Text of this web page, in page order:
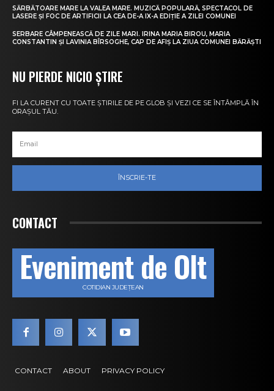
SĂRBĂTOARE MARE LA VALEA MARE. MUZICĂ POPULARĂ, SPECTACOL DE
LASERE ȘI FOC DE ARTIFICII LA CEA DE-A IX-A EDIȚIE A ZILEI COMUNEI
SERBARE CÂMPENEASCĂ DE ZILE MARI. IRINA MARIA BIROU, MARIA
CONSTANTIN ȘI LAVINIA BÎRSOGHE, CAP DE AFIȘ LA ZIUA COMUNEI BĂRĂȘTI
NU PIERDE NICIO ȘTIRE
FI LA CURENT CU TOATE ȘTIRILE DE PE GLOB ȘI VEZI CE SE ÎNTÂMPLĂ ÎN
ORAȘUL TĂU.
ÎNSCRIE-TE
CONTACT
Eveniment de Olt
COTIDIAN JUDEȚEAN
CONTACT ABOUT PRIVACY POLICY